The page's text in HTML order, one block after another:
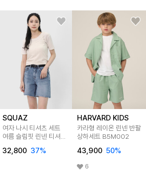
SQUAZ
여자 나시 티셔츠 세트
여름 슬림핏 린넨 티셔츠
32,800 37%
HARVARD KIDS
카라형 레이온 린넨 반팔
상하세트 B5M002
43,900 50%
6